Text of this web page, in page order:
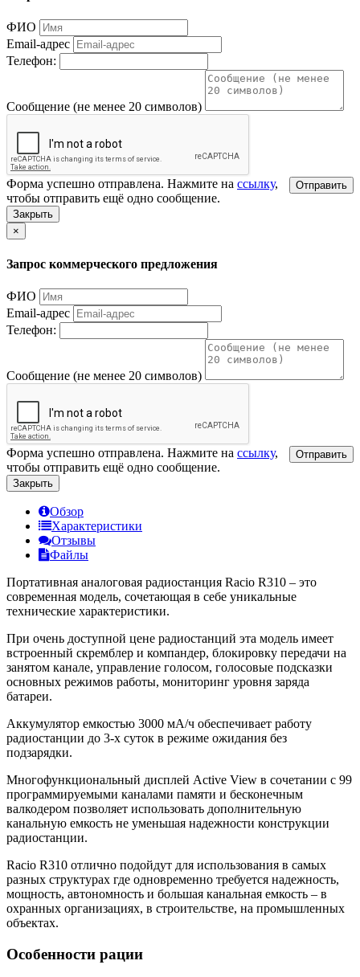
ФИО
Email-адрес
Телефон:
Сообщение (не менее 20 символов)
Отправить
Форма успешно отправлена. Нажмите на ссылку,
чтобы отправить ещё одно сообщение.
Закрыть
×
Запрос коммерческого предложения
ФИО
Email-адрес
Телефон:
Сообщение (не менее 20 символов)
Отправить
Форма успешно отправлена. Нажмите на ссылку,
чтобы отправить ещё одно сообщение.
Закрыть
Обзор
Характеристики
Отзывы
Файлы
Портативная аналоговая радиостанция Racio R310 – это
современная модель, сочетающая в себе уникальные
технические характеристики.
При очень доступной цене радиостанций эта модель имеет
встроенный скремблер и компандер, блокировку передачи на
занятом канале, управление голосом, голосовые подсказки
основных режимов работы, мониторинг уровня заряда
батареи.
Аккумулятор емкостью 3000 мА/ч обеспечивает работу
радиостанции до 3-х суток в режиме ожидания без
подзарядки.
Многофункциональный дисплей Active View в сочетании с 99
программируемыми каналами памяти и бесконечным
валкодером позволяет использовать дополнительную
канальную емкость не уменьшая надежности конструкции
радиостанции.
Racio R310 отлично подойдут для использования в самых
разных структурах где одновременно требуется надежность,
мощность, автономность и большая канальная емкость – в
охранных организациях, в строительстве, на промышленных
объектах.
Особенности рации